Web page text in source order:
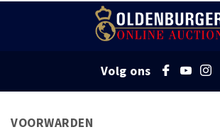
Volg ons
VOORWARDEN